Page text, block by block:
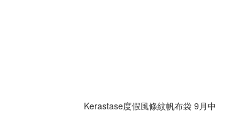
Kerastase度假風條紋帆布袋 9月中